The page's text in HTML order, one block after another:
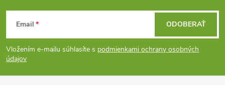
Z
á
p
Email
Vložením e-mailu súhlasíte s podmienkami ochrany osobných
údajov
ODOBERAŤ